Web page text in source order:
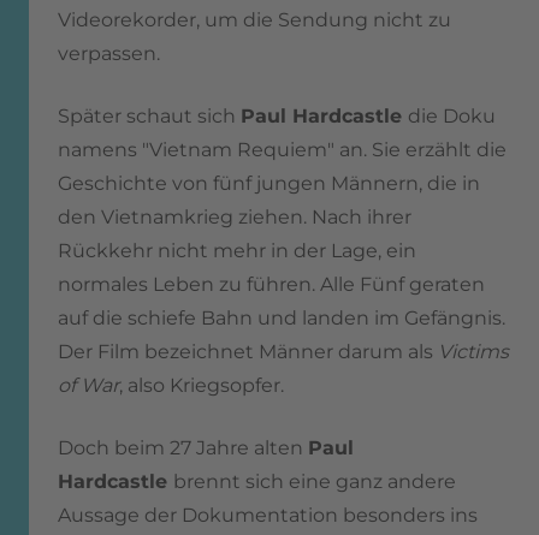
Videorekorder, um die Sendung nicht zu
verpassen.
Später schaut sich Paul Hardcastle die Doku
namens "Vietnam Requiem" an. Sie erzählt die
Geschichte von fünf jungen Männern, die in
den Vietnamkrieg ziehen. Nach ihrer
Rückkehr nicht mehr in der Lage, ein
normales Leben zu führen. Alle Fünf geraten
auf die schiefe Bahn und landen im Gefängnis.
Der Film bezeichnet Männer darum als Victims
of War, also Kriegsopfer.
Doch beim 27 Jahre alten Paul
Hardcastle brennt sich eine ganz andere
Aussage der Dokumentation besonders ins